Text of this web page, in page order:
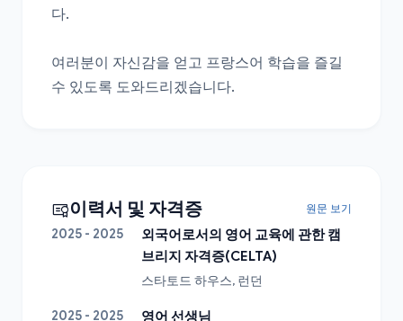
다.
여러분이 자신감을 얻고 프랑스어 학습을 즐길
수 있도록 도와드리겠습니다.
이력서 및 자격증 원문 보기
2025 - 2025
외국어로서의 영어 교육에 관한 캠
브리지 자격증(CELTA)
스타토드 하우스, 런던
2025 - 2025 영어 선생님